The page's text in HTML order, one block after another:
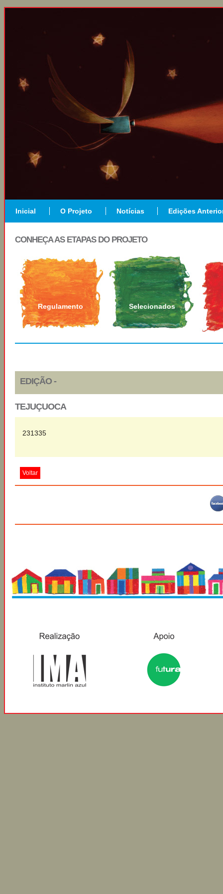
Inicial O Projeto Notícias Edições
CONHEÇA AS ETAPAS DO PROJETO
Regulamento Selecionados
EDIÇÃO -
TEJUÇUOCA
231335
Voltar